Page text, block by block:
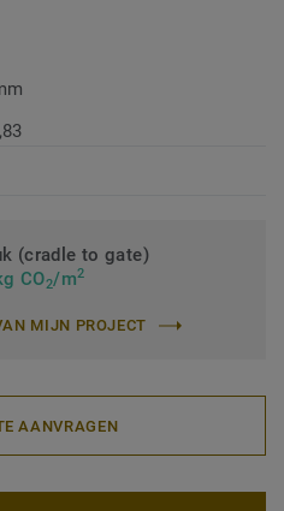
(cradle to gate)
CO2/m2
MIJN PROJECT
AANVRAGEN